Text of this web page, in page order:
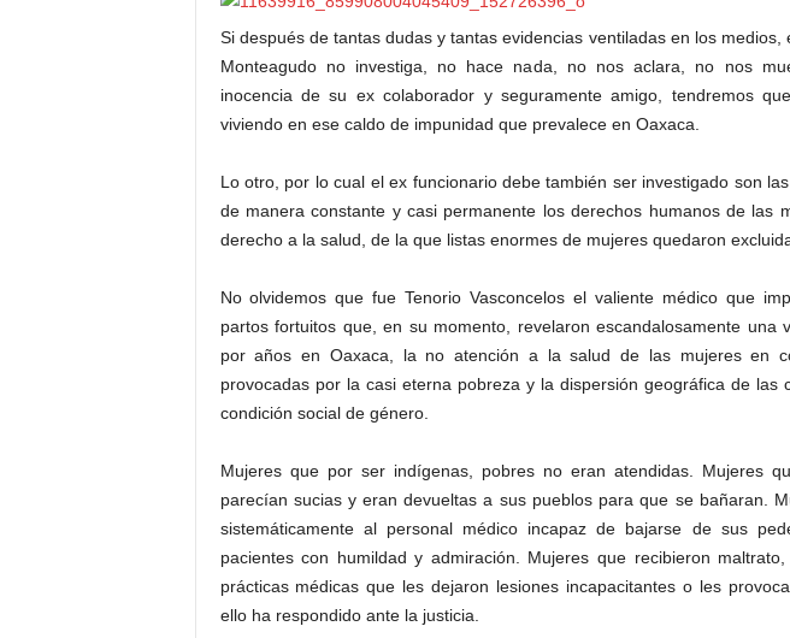
Si después de tantas dudas y tantas evidencias ventiladas en los
Monteagudo no investiga, no hace nada, no nos aclara, no nos
inocencia de su ex colaborador y seguramente amigo, tendremos
viviendo en ese caldo de impunidad que prevalece en Oaxaca.
Lo otro, por lo cual el ex funcionario debe también ser investigado son
de manera constante y casi permanente los derechos humanos de las
derecho a la salud, de la que listas enormes de mujeres quedaron
No olvidemos que fue Tenorio Vasconcelos el valiente médico que
partos fortuitos que, en su momento, revelaron escandalosamente una
por años en Oaxaca, la no atención a la salud de las mujeres en
provocadas por la casi eterna pobreza y la dispersión geográfica de las
condición social de género.
Mujeres que por ser indígenas, pobres no eran atendidas. Mujeres
parecían sucias y eran devueltas a sus pueblos para que se bañaran.
sistemáticamente al personal médico incapaz de bajarse de sus
pacientes con humildad y admiración. Mujeres que recibieron
prácticas médicas que les dejaron lesiones incapacitantes o les
ello ha respondido ante la justicia.